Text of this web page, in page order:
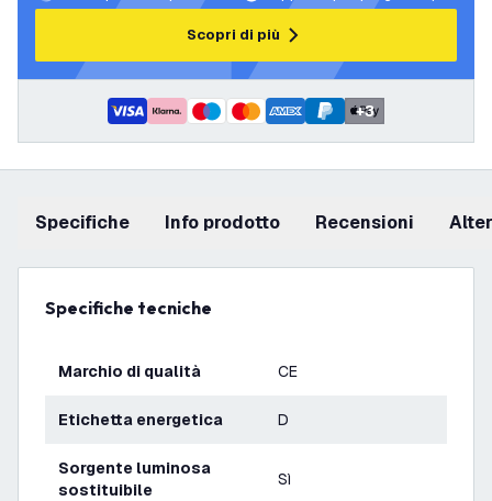
Scopri di più
+3
Specifiche info prodotto recensioni
Specifiche tecniche
Marchio di qualità CE
Etichetta energetica D
Sorgente luminosa
sostituibile
Sì